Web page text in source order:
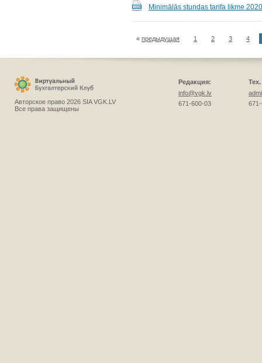
Minimālās stundas tarifa likme
« предыдущая 1 2 3 4
Авторское право 2026 SIA VGK.LV
Все права защищены
Редакция:
info@vgk.lv
671-600-03